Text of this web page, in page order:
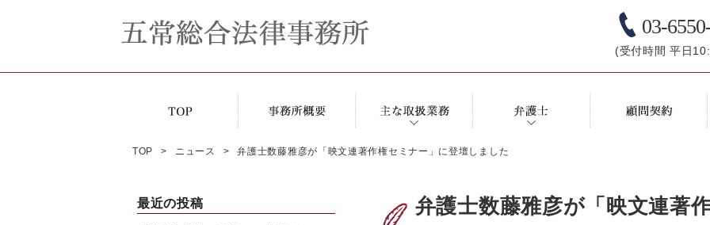
03-
(受付時間 平日
TOP ニュース 弁護士数藤雅彦が「映文連著作権セミナー」に登壇しました
最近の投稿
弁護士数藤雅彦が「映文連著